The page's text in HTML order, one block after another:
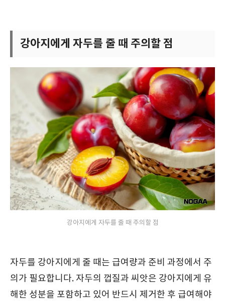
강아지에게 자두를 줄 때 주의할 점
강아지에게 자두를 줄 때 주의할 점
자두를 강아지에게 줄 때는 급여량과 준비 과정에서 주
의가 필요합니다. 자두의 껍질과 씨앗은 강아지에게 유
해한 성분을 포함하고 있어 반드시 제거한 후 급여해야